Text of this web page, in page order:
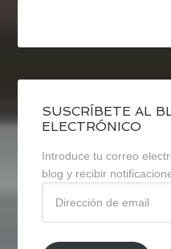
SUSCRÍBETE AL
ELECTRÓNICO
Introduce tu correo
blog y recibir
email